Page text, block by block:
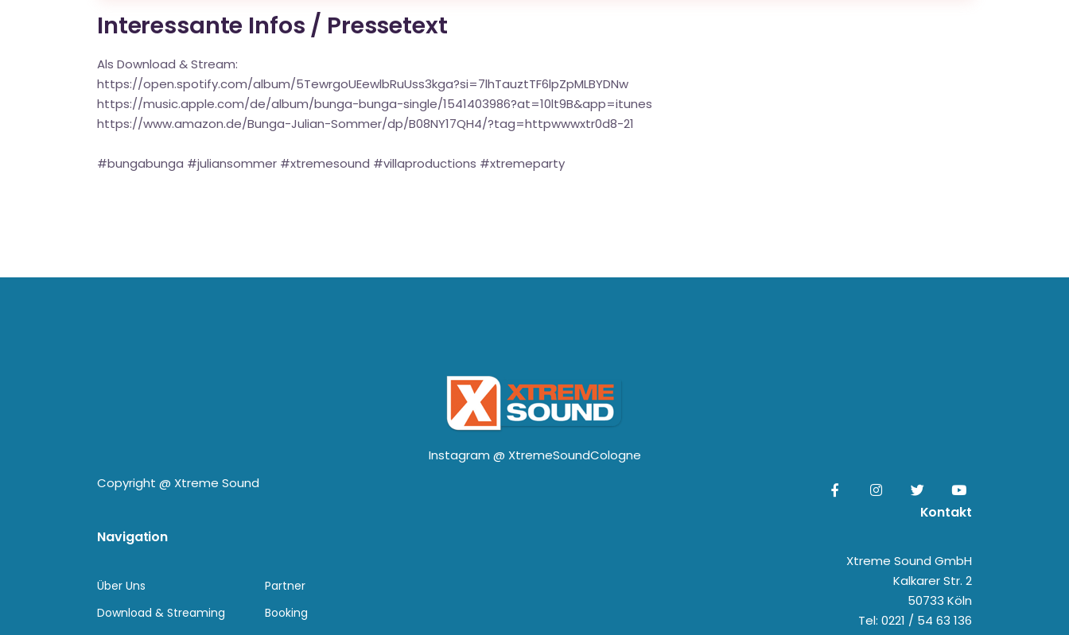
Interessante Infos / Pressetext
Als Download & Stream:
https://open.spotify.com/album/5TewrgoUEewlbRuUss3kga?si=7lhTauztTF6lpZpMLBYDNw
https://music.apple.com/de/album/bunga-bunga-single/1541403986?at=10lt9B&app=itunes
https://www.amazon.de/Bunga-Julian-Sommer/dp/B08NY17QH4/?tag=httpwwwxtr0d8-21
#bungabunga #juliansommer #xtremesound #villaproductions #xtremeparty
Instagram @ XtremeSoundCologne
Copyright @ Xtreme Sound
Navigation
Über Uns
Download & Streaming
Partner
Booking
Kontakt
Xtreme Sound GmbH
Kalkarer Str. 2
50733 Köln
Tel: 0221 / 54 63 136